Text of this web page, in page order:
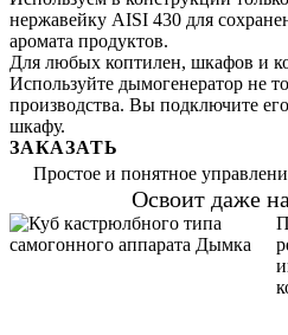
нержавейку AISI 430 для
аромата продуктов.
Для любых коптилен, шкафов и
Используйте дымогенератор не
производства. Вы подключите
шкафу.
ЗАКАЗАТЬ
Простое и понятное
Освоит даже